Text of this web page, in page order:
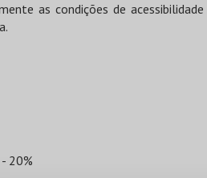
as condições de acessibilidade
20%